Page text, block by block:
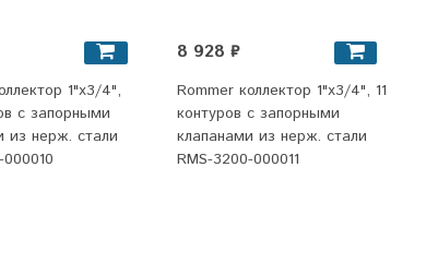
1"x3/4",
с запорными
из нерж. стали
8 928 ₽
Rommer коллектор 1"x3/4", 11
контуров с запорными
клапанами из нерж. стали
RMS-3200-000011